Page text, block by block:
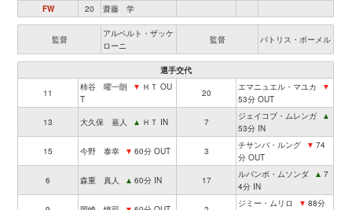
FW
20 齋藤 学
監督
アルベルト・ザッケ
ローニ
監督 パトリス・ボーメル
選手交代
11
柿谷 曜一朗 ▼ ＨＴ OU
T
20
エマニュエル・マユカ
▼
53分 OUT
13 大久保 嘉人 ▲ ＨＴ IN 7
ジェイコブ・ムレンガ
▲
53分 IN
15 今野 泰幸 ▼ 60分 OUT 3
チサンバ・ルング ▼ 74
分 OUT
6 森重 真人 ▲ 60分 IN 17
ルバンボ・ムソンダ ▲ 7
4分 IN
ジミー・ムリロ ▼ 88分